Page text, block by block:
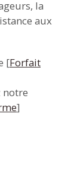
la
aux
[Forfait
notre
]